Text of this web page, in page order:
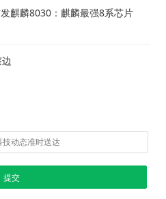
麒麟8030：麒麟最强8系芯片